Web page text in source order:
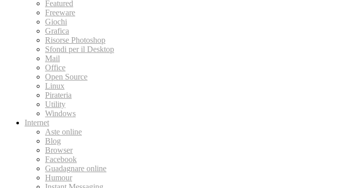
Featured
Freeware
Giochi
Grafica
Risorse Photoshop
Sfondi per il Desktop
Mail
Office
Open Source
Linux
Pirateria
Utility
Windows
Internet
Aste online
Blog
Browser
Facebook
Guadagnare online
Humour